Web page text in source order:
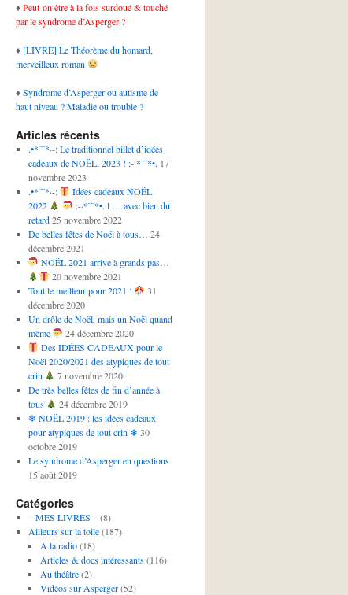
♦Peut-on être à la fois surdoué & touché
par le syndrome d’Asperger ?
♦ [LIVRE] Le Théorème du homard,
merveilleux roman
♦Syndrome d’Asperger ou autisme de
haut niveau ? Maladie ou trouble ?
Articles récents
.•*¨¨*·-: Le traditionnel billet d’idées
cadeaux de NOËL, 2023 ! :-·*¨¨*•. 17
novembre 2023
.•*¨¨*·-:
Idées cadeaux NOËL
2022
:-·*¨¨*•. l … avec bien du
retard 25 novembre 2022
De belles fêtes de Noël à tous… 24
décembre 2021
NOËL 2021 arrive à grands pas…
20 novembre 2021
Tout le meilleur pour 2021 !
31
décembre 2020
Un drôle de Noël, mais un Noël quand
même
24 décembre 2020
Des IDÉES CADEAUX pour le
Noël 2020/2021 des atypiques de tout
crin
7 novembre 2020
De très belles fêtes de fin d’année à
tous
24 décembre 2019
❄ NOËL 2019 : les idées cadeaux
pour atypiques de tout crin ❄ 30
octobre 2019
Le syndrome d’Asperger en questions
15 août 2019
Catégories
– MES LIVRES –(8)
Ailleurs sur la toile(187)
A la radio(18)
Articles & docs intéressants(116)
Au théâtre(2)
Vidéos sur Asperger(52)